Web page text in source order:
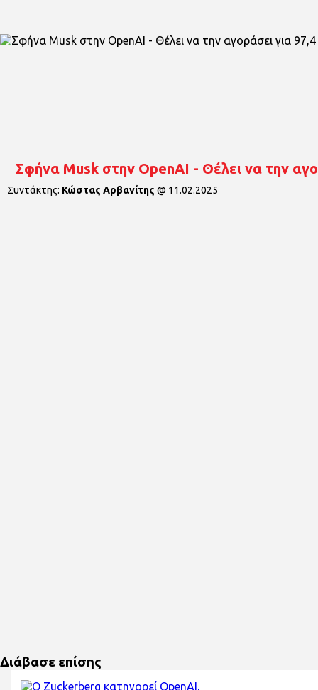
Σφήνα Musk στην OpenAI - Θέλει να την
Συντάκτης: Κώστας Αρβανίτης @ 11.02.2025
Διάβασε επίσης